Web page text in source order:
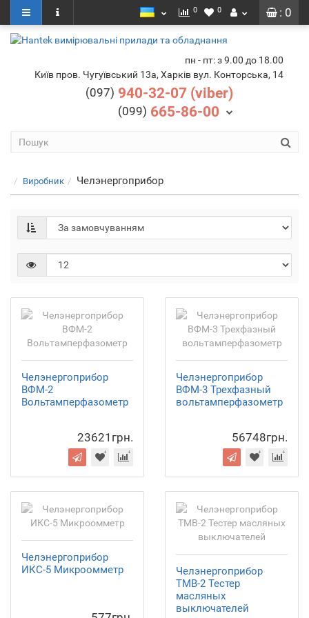
: 0
0 0
пн - пт: з 9.00 до 18.00
Київ пров. Чугуївський 13а, Харків вул. Конторська, 14
(097) 940-32-07 (viber)
(099) 665-86-00
Виробник Челэнергоприбор
Челэнергоприбор
ВФМ-2
Вольтамперфазометр
23621грн.
Челэнергоприбор
ВФМ-3 Трехфазный
вольтамперфазометр
56748грн.
Челэнергоприбор
ИКС-5 Микроомметр
Челэнергоприбор
ТМВ-2 Тестер
масляных
выключателей